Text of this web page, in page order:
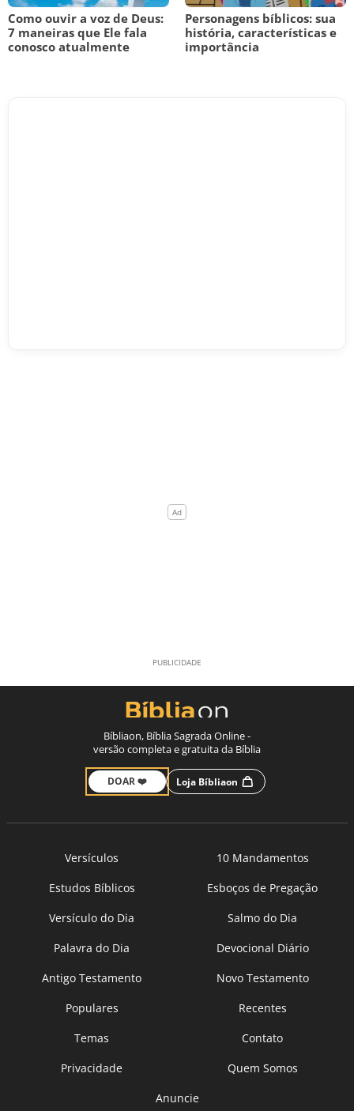
Como ouvir a voz de Deus:
7 maneiras que Ele fala
conosco atualmente
Personagens bíblicos: sua
história, características e
importância
Bíbliaon, Bíblia Sagrada Online -
versão completa e gratuita da Bíblia
DOAR ❤️ Loja Bíbliaon
Versículos
10 Mandamentos
Estudos Bíblicos
Esboços de Pregação
Versículo do Dia
Salmo do Dia
Palavra do Dia
Devocional Diário
Antigo Testamento
Novo Testamento
Populares
Recentes
Temas
Contato
Privacidade
Quem Somos
Anuncie